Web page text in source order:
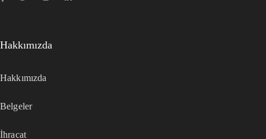
Hakkımızda
Hakkımızda
Belgeler
İhracat